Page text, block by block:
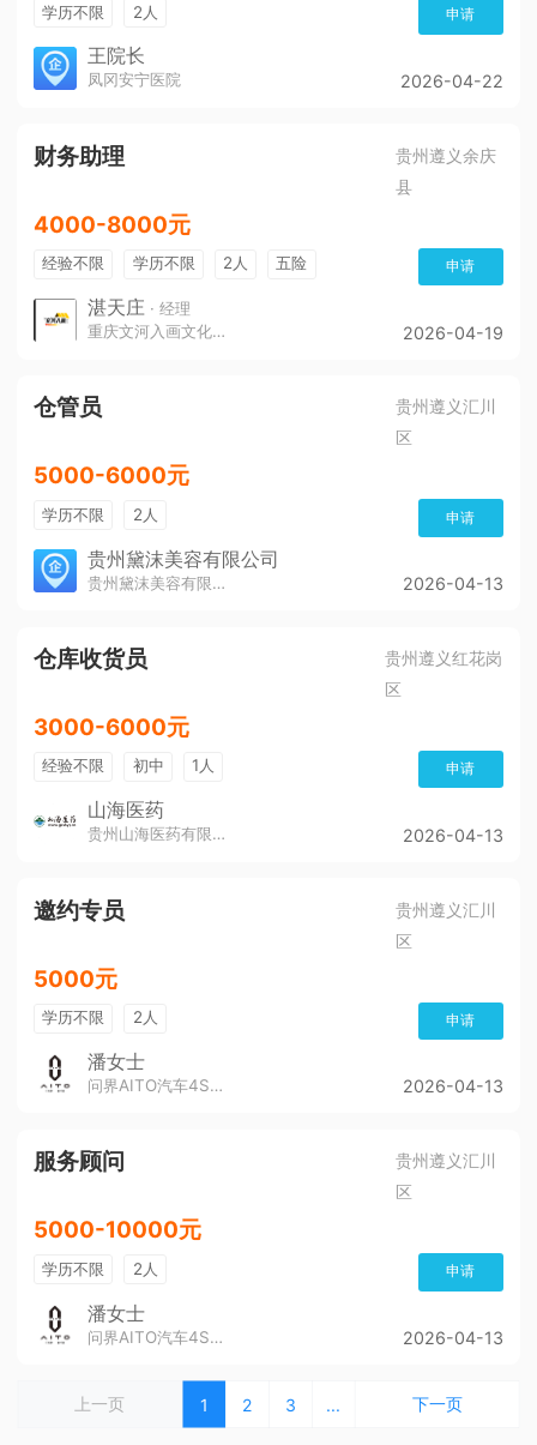
学历不限 2人 申请
王院长
凤冈安宁医院 2026-04-22
财务助理
贵州遵义余庆
县
4000-8000元
经验不限 学历不限 2人
五险
带薪年假
年终奖
年底双薪
申请
湛天庄 · 经理
重庆文河入画文化传播责任有限公司
2026-04-19
仓管员
贵州遵义汇川
区
5000-6000元
学历不限 2人 申请
贵州黛沫美容有限公司
贵州黛沫美容有限公司 2026-04-13
仓库收货员
贵州遵义红花岗
区
3000-6000元
经验不限 初中 1人 申请
山海医药
贵州山海医药有限公司 2026-04-13
邀约专员
贵州遵义汇川
区
5000元
学历不限 2人 申请
潘女士
问界AITO汽车4S店（董公寺汽博城） 2026-04-13
服务顾问
贵州遵义汇川
区
5000-10000元
学历不限 2人 申请
潘女士
问界AITO汽车4S店（董公寺汽博城） 2026-04-13
上一页 1 2 3 ... 下一页